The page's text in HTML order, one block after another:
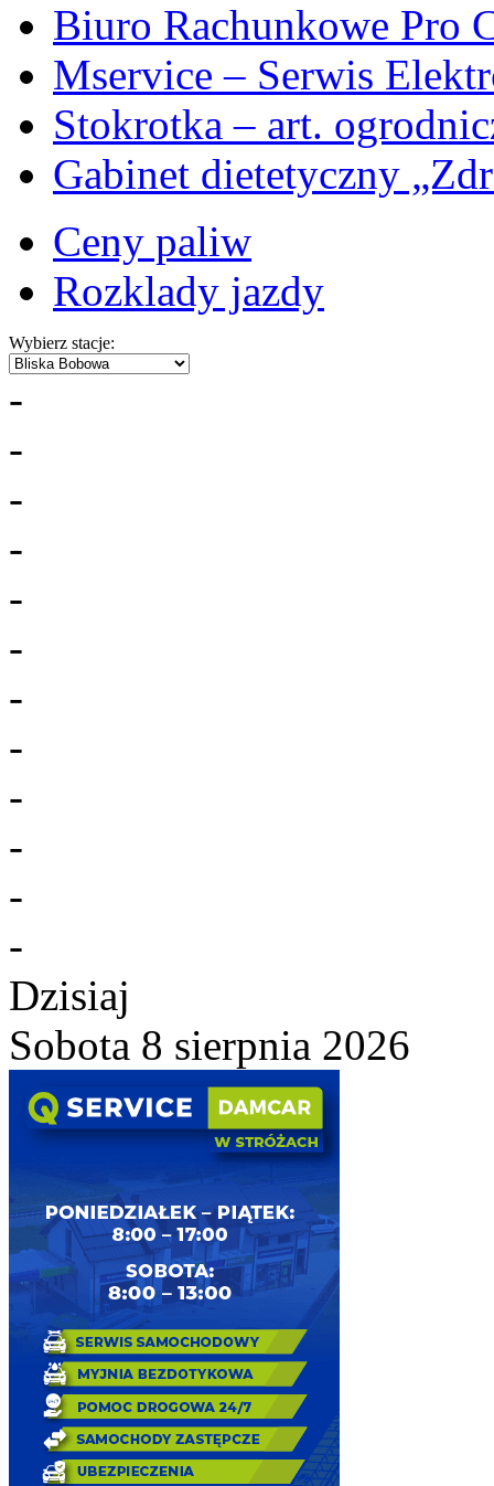
Biuro Rachunkowe Pro
Mservice – Serwis
Stokrotka – art.
Gabinet dietetyczny
Ceny paliw
Rozklady jazdy
Wybierz stacje:
-
-
-
-
-
-
-
-
-
-
-
-
Dzisiaj
Sobota 8 sierpnia 2026